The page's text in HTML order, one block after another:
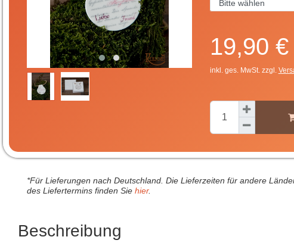
19,90 €
inkl. ges. MwSt. zzgl.
*Für Lieferungen nach Deutschland. Die Lieferzeiten für andere
des Liefertermins finden Sie hier.
Beschreibung